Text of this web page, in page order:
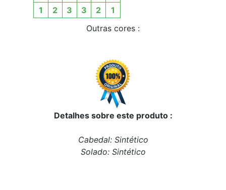
1
2 3 3 2 1
Outras cores :
Detalhes sobre este produto :
Cabedal: Sintético
Solado: Sintético